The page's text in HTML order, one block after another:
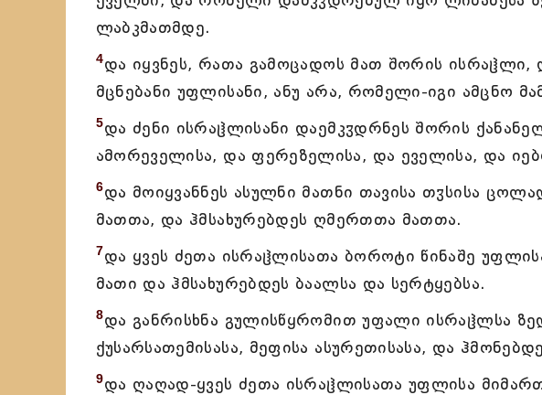
ლაბკმათმდე.
4და იყვნეს, რათა გამოცადოს მათ შორის ისრაჱლი,
მცნებანი უფლისანი, ანუ არა, რომელი-იგი ამცნო
5და ძენი ისრაჱლისანი დაემკჳდრნეს შორის
ამორეველისა, და ფერეზელისა, და ეველისა, და
6და მოიყვანნეს ასულნი მათნი თავისა თჳსისა
მათთა, და ჰმსახურებდეს ღმერთთა მათთა.
7და ყვეს ძეთა ისრაჱლისათა ბოროტი წინაშე
მათი და ჰმსახურებდეს ბაალსა და სერტყებსა.
8და განრისხნა გულისწყრომით უფალი ისრაჱლსა
ქუსარსათემისასა, მეფისა ასურეთისასა, და
9და ღაღად-ყვეს ძეთა ისრაჱლისათა უფლისა